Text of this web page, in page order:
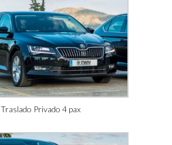
Traslado Privado 4 pax